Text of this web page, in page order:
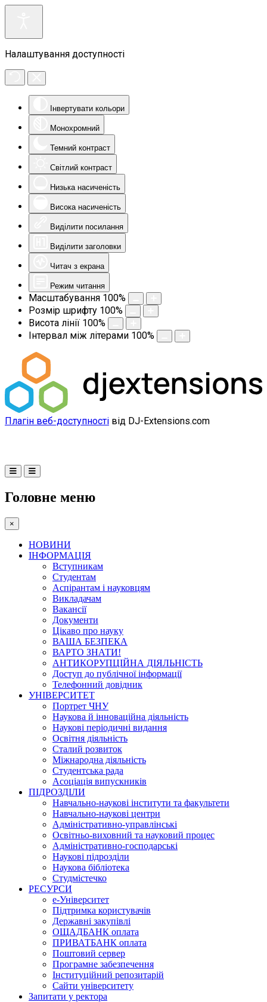
Налаштування доступності
Інвертувати кольори
Монохромний
Темний контраст
Світлий контраст
Низька насиченість
Висока насиченість
Виділити посилання
Виділити заголовки
Читач з екрана
Режим читання
Масштабування 100%
Розмір шрифту 100%
Висота лінії 100%
Інтервал між літерами 100%
Плагін веб-доступності від DJ-Extensions.com
Головне меню
×
НОВИНИ
ІНФОРМАЦІЯ
Вступникам
Студентам
Аспірантам і науковцям
Викладачам
Вакансії
Документи
Цікаво про науку
ВАША БЕЗПЕКА
ВАРТО ЗНАТИ!
АНТИКОРУПЦІЙНА ДІЯЛЬНІСТЬ
Доступ до публічної інформації
Телефонний довідник
УНІВЕРСИТЕТ
Портрет ЧНУ
Наукова й інноваційна діяльність
Наукові періодичні видання
Освітня діяльність
Сталий розвиток
Міжнародна діяльність
Студентська рада
Асоціація випускників
ПІДРОЗДІЛИ
Навчально-наукові інститути та факультети
Навчально-наукові центри
Адміністративно-управлінські
Освітньо-виховний та науковий процес
Адміністративно-господарські
Наукові підрозділи
Наукова бібліотека
Студмістечко
РЕСУРСИ
е-Університет
Підтримка користувачів
Державні закупівлі
ОЩАДБАНК оплата
ПРИВАТБАНК оплата
Поштовий сервер
Програмне забезпечення
Інституційний репозитарій
Сайти університету
Запитати у ректора